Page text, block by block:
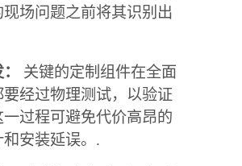
场问题之前将其识别出
关键的定制组件在全面
要经过物理测试，以验证
过程可避免代价高昂的
安装延误。.